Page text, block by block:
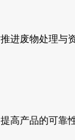
进废物处理与
高产品的可靠